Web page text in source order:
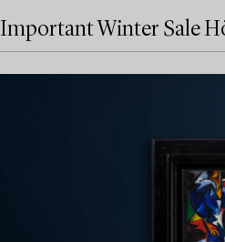
Important Winter Sale